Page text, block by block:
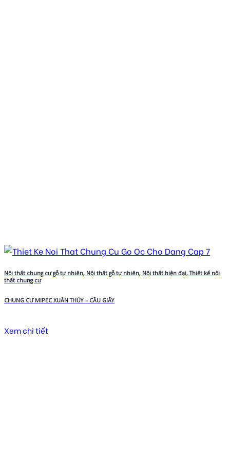
Nội thất chung cư gỗ tự nhiên, Nội thất gỗ tự nhiên, Nội thất hiện đại, Thiết kế nội
thất chung cư
CHUNG CƯ MIPEC XUÂN THỦY – CẦU GIẤY
Xem chi tiết